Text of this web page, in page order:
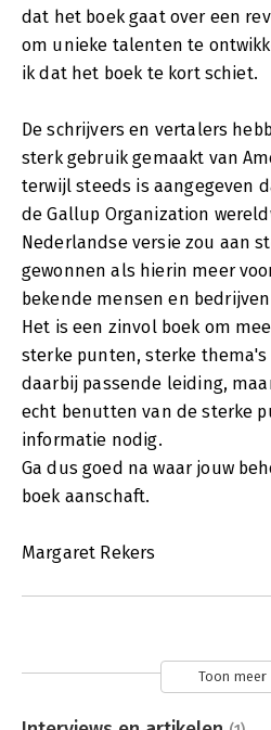
dat het boek gaat over een
om unieke talenten te
ik dat het boek te kort schiet.
De schrijvers en vertalers
sterk gebruik gemaakt van
terwijl steeds is aangegeven
de Gallup Organization
Nederlandse versie zou aan
gewonnen als hierin meer
bekende mensen en
Het is een zinvol boek om
sterke punten, sterke
daarbij passende leiding,
echt benutten van de sterke
informatie nodig.
Ga dus goed na waar jouw
boek aanschaft.
Margaret Rekers
Toon meer